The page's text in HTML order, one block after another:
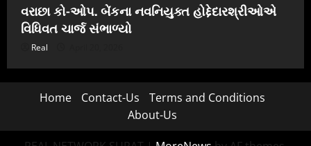
વરાછા કો-ઓપ. બેંકના નવનિયુક્ત હોદ્દેદારશ્રીઓએ
વિધિવત ચાર્જ સંભાળ્યો
Real
Home Contact-Us
Terms and Conditions
About-Us